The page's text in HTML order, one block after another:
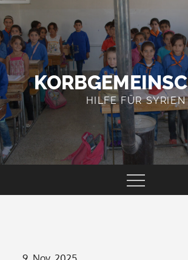
to
content
HILFE FÜR SYRIEN
Posted